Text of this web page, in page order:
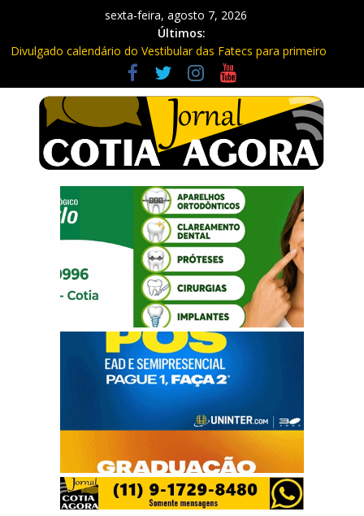
sexta-feira, agosto 7, 2026
Últimos:
Divulgado calendário do Vestibular das Fatecs para primeiro
Mapa da Desigualdade da Grande SP: Vargem Grande Paulista
em boa posição. Cotia entre as últimas do ranking
Morador denuncia furto de cabos em postes na Estrada da
Roselândia
Itapevi: Em duas ocorrências, PM recupera carga roubada,
Sebrae promove curso de compras públicas em Vargem Grande